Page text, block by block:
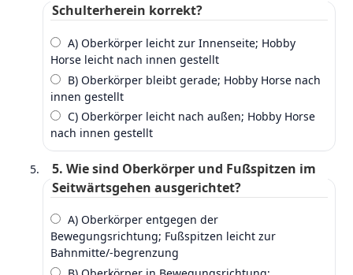
Schulterherein korrekt?
A) Oberkörper leicht zur Innenseite; Hobby
Horse leicht nach innen gestellt
B) Oberkörper bleibt gerade; Hobby Horse nach
innen gestellt
C) Oberkörper leicht nach außen; Hobby Horse
nach innen gestellt
5. Wie sind Oberkörper und Fußspitzen im
Seitwärtsgehen ausgerichtet?
A) Oberkörper entgegen der
Bewegungsrichtung; Fußspitzen leicht zur
Bahnmitte/‑begrenzung